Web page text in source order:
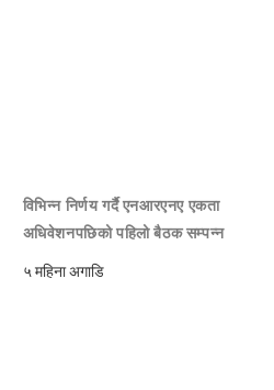
विभिन्न निर्णय गर्दै एनआरएनए एकता
अधिवेशनपछिको पहिलो बैठक सम्पन्न
५ महिना अगाडि